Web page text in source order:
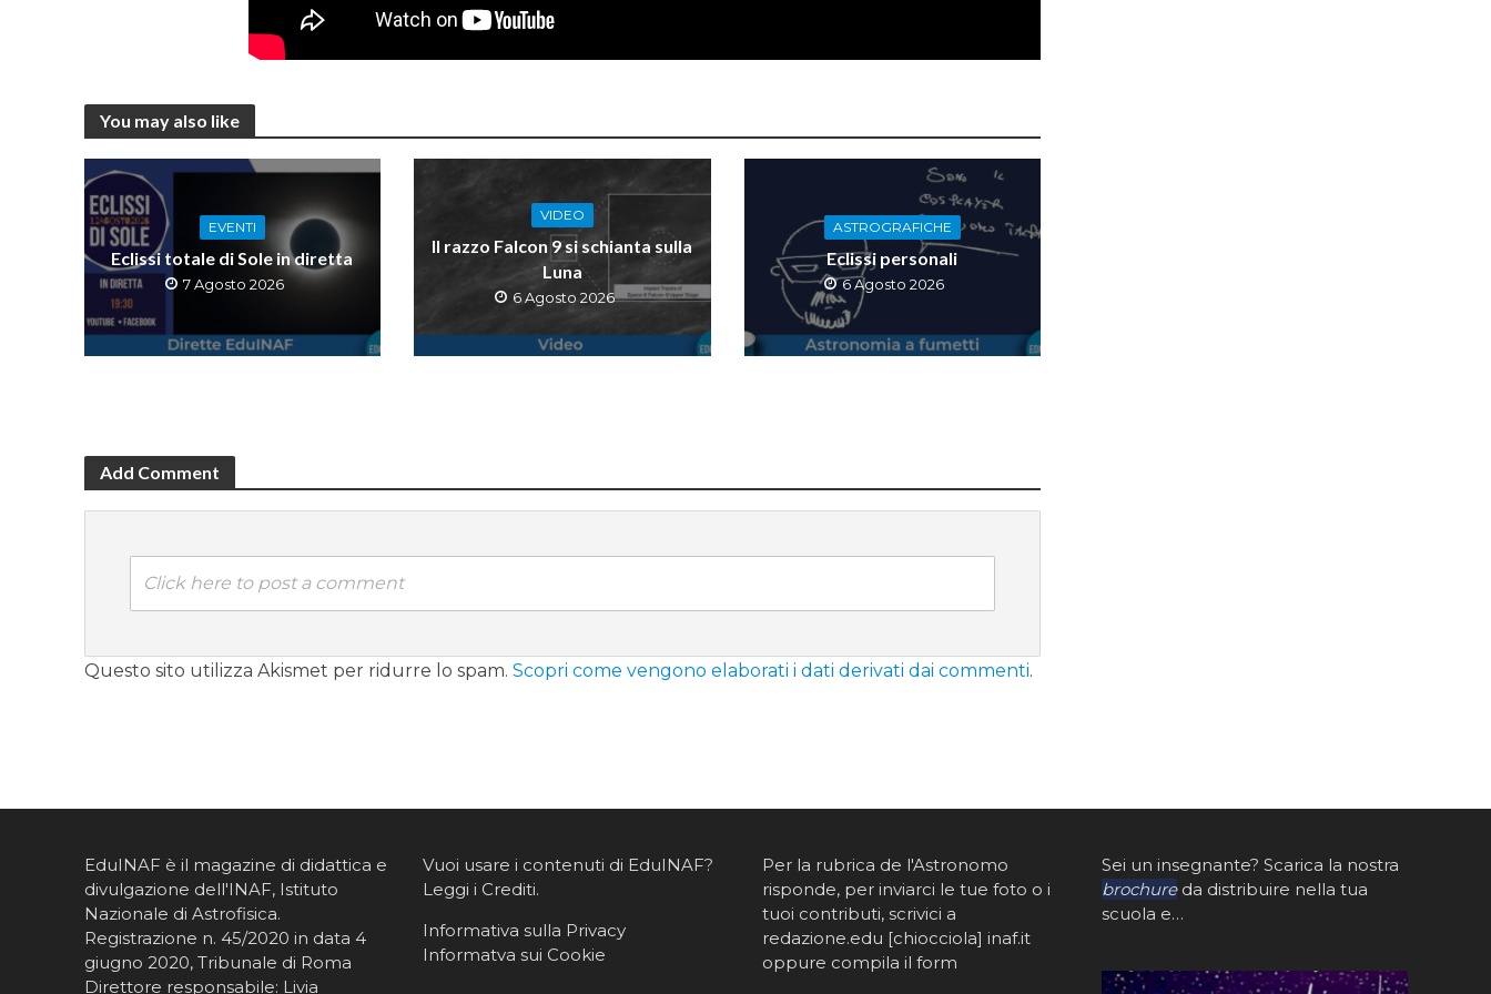
You may also like
EVENTI
Eclissi totale di Sole in diretta
7 Agosto 2026
VIDEO
Il razzo Falcon 9 si schianta sulla
Luna
6 Agosto 2026
ASTROGRAFICHE
Eclissi personali
6 Agosto 2026
Add Comment
Click here to post a comment
Questo sito utilizza Akismet per ridurre lo spam. Scopri come vengono elaborati i dati derivati dai commenti.
EduINAF è il magazine di didattica e
divulgazione dell'INAF, Istituto
Nazionale di Astrofisica.
Registrazione n. 45/2020 in data 4
giugno 2020, Tribunale di Roma
Direttore responsabile: Livia
Vuoi usare i contenuti di EduINAF?
Leggi i Crediti.
Informativa sulla Privacy
Informatva sui Cookie
Per la rubrica de l'Astronomo
risponde, per inviarci le tue foto o i
tuoi contributi, scrivici a
redazione.edu [chiocciola] inaf.it
oppure compila il form
Sei un insegnante? Scarica la nostra
brochureda distribuire nella tua
scuola e…